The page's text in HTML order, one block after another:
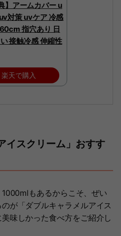
】アームカバー u
対策 uvケア 冷感
指穴あり 日
接触冷感 伸縮性
楽天で購入
イスクリーム」おすす
もあるからこそ、ぜい
が「ダブルキャラメルアイス
味しかった食べ方をご紹介し